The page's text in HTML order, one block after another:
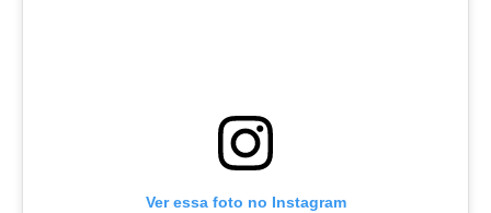
Ver essa foto no Instagram